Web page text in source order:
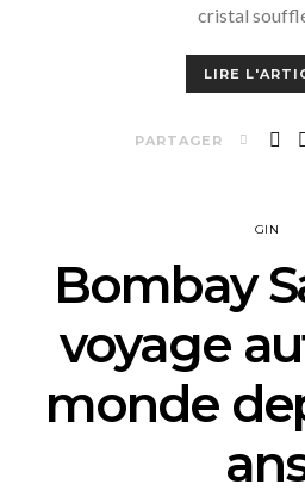
cristal
LIRE
PARTAGER
GIN
Bombay
voyage
monde